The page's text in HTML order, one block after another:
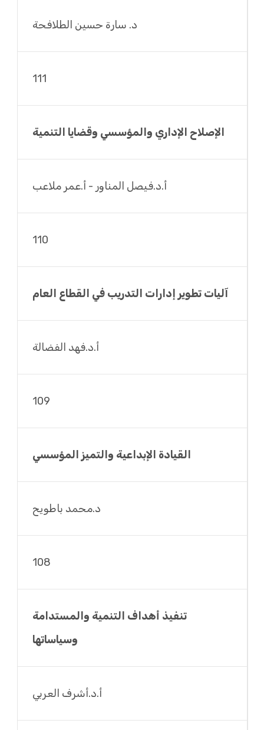
د. سارة حسين الطلافحة
111
الإصلاح الإداري والمؤسسي وقضايا التنمية
أ.د.فيصل المناور - أ.عمر ملاعب
110
آليات تطوير إدارات التدريب في القطاع العام
أ.د.فهد الفضالة
109
القيادة الإبداعية والتميز المؤسسي
د.محمد باطويح
108
تنفيذ أهداف التنمية والمستدامة
وسياساتها
أ.د.أشرف العربي